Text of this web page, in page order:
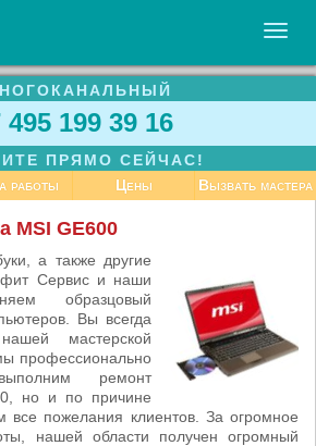
УСЛУГИ
БИЗНЕСУ
СТАТЬИ
495 199 39 16
ПРЯМО СЕЙЧАС!
работы Цены Вызвать мастера
MSI GE600
а также другие
Сервис и наши
образцовый
Вы всегда
мастерской
профессионально
ремонт
но и по причине
все пожелания клиентов. За огромное
нашей области получен огромный